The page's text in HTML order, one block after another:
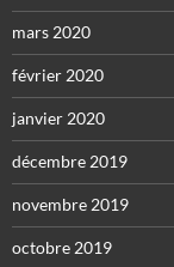
mars 2020
février 2020
janvier 2020
décembre 2019
novembre 2019
octobre 2019